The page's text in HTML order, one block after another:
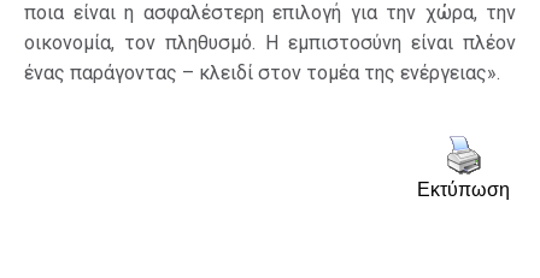
ποια είναι η ασφαλέστερη επιλογή για την χώρα, την
οικονομία, τον πληθυσμό. Η εμπιστοσύνη είναι πλέον
ένας παράγοντας – κλειδί στον τομέα της ενέργειας».
Εκτύπωση